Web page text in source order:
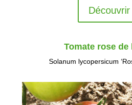
Découvrir
Tomate rose de
Solanum lycopersicum